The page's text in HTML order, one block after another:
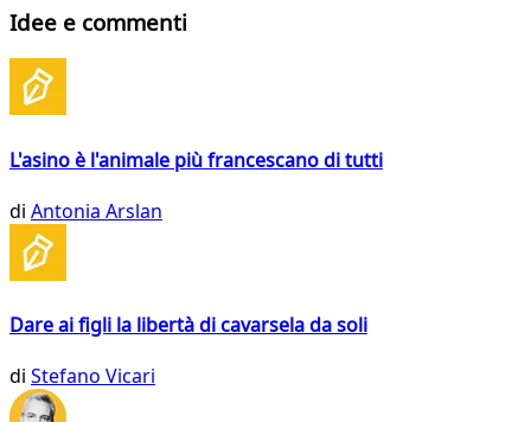
Idee e commenti
L'asino è l'animale più francescano di tutti
di Antonia Arslan
Dare ai figli la libertà di cavarsela da soli
di Stefano Vicari